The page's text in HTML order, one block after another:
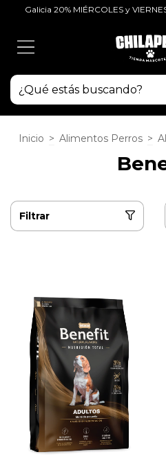
Galicia 20% MIÉRCOLES y
Inicio > Alimentos Perros >
Filtrar